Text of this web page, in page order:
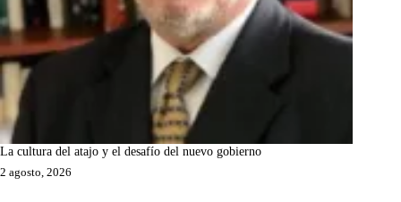
La cultura del atajo y el desafío del nuevo gobierno
2 agosto, 2026